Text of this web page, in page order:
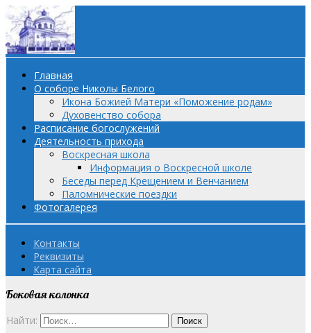
Главная
О соборе Николы Белого
Икона Божией Матери «Поможение родам»
Духовенство собора
Расписание богослужений
Деятельность прихода
Воскресная школа
Информация о Воскресной школе
Беседы перед Крещением и Венчанием
Паломнические поездки
Фотогалерея
Контакты
Реквизиты
Карта сайта
Боковая колонка
Найти: